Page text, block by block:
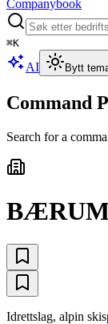
Companybook
⌘K
AI Bytt
Command
Search for a
Idrettslag, alpin